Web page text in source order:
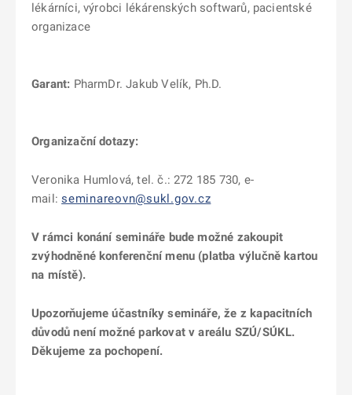
lékárníci, výrobci lékárenských softwarů, pacientské
organizace
Garant: PharmDr. Jakub Velík, Ph.D.
Organizační dotazy:
Veronika Humlová, tel. č.: 272 185 730, e-
mail:seminareovn@sukl.gov.cz
V rámci konání semináře bude možné zakoupit
zvýhodněné konferenční menu (platba výlučně kartou
na místě).
Upozorňujeme účastníky semináře, že z kapacitních
důvodů není možné parkovat v areálu SZÚ/SÚKL.
Děkujeme za pochopení.